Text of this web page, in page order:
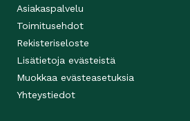
Asiakaspalvelu
Toimitusehdot
Rekisteriseloste
Lisätietoja evästeistä
Muokkaa evästeasetuksia
Yhteystiedot